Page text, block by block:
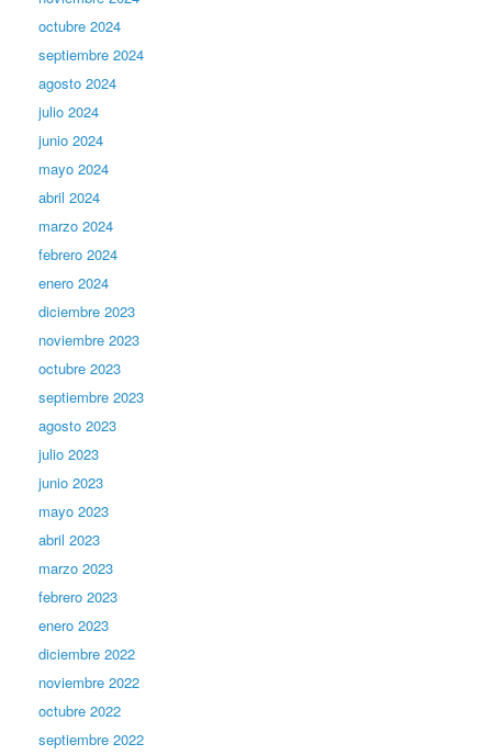
octubre 2024
septiembre 2024
agosto 2024
julio 2024
junio 2024
mayo 2024
abril 2024
marzo 2024
febrero 2024
enero 2024
diciembre 2023
noviembre 2023
octubre 2023
septiembre 2023
agosto 2023
julio 2023
junio 2023
mayo 2023
abril 2023
marzo 2023
febrero 2023
enero 2023
diciembre 2022
noviembre 2022
octubre 2022
septiembre 2022